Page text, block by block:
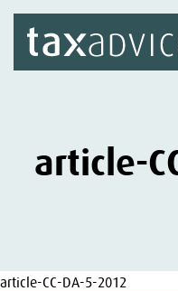
article-
article-CC-DA-5-2012